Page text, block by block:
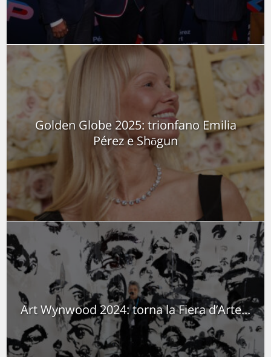
Golden Globe 2025: trionfano Emilia
Pérez e Shōgun
Art Wynwood 2024: torna la Fiera d’Arte...